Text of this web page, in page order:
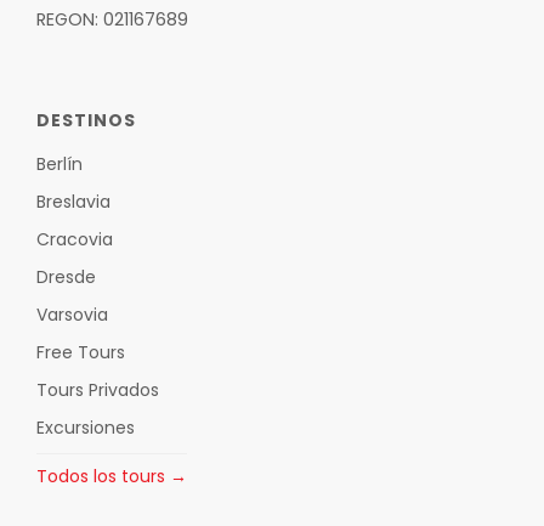
REGON: 021167689
DESTINOS
Berlín
Breslavia
Cracovia
Dresde
Varsovia
Free Tours
Tours Privados
Excursiones
Todos los tours →